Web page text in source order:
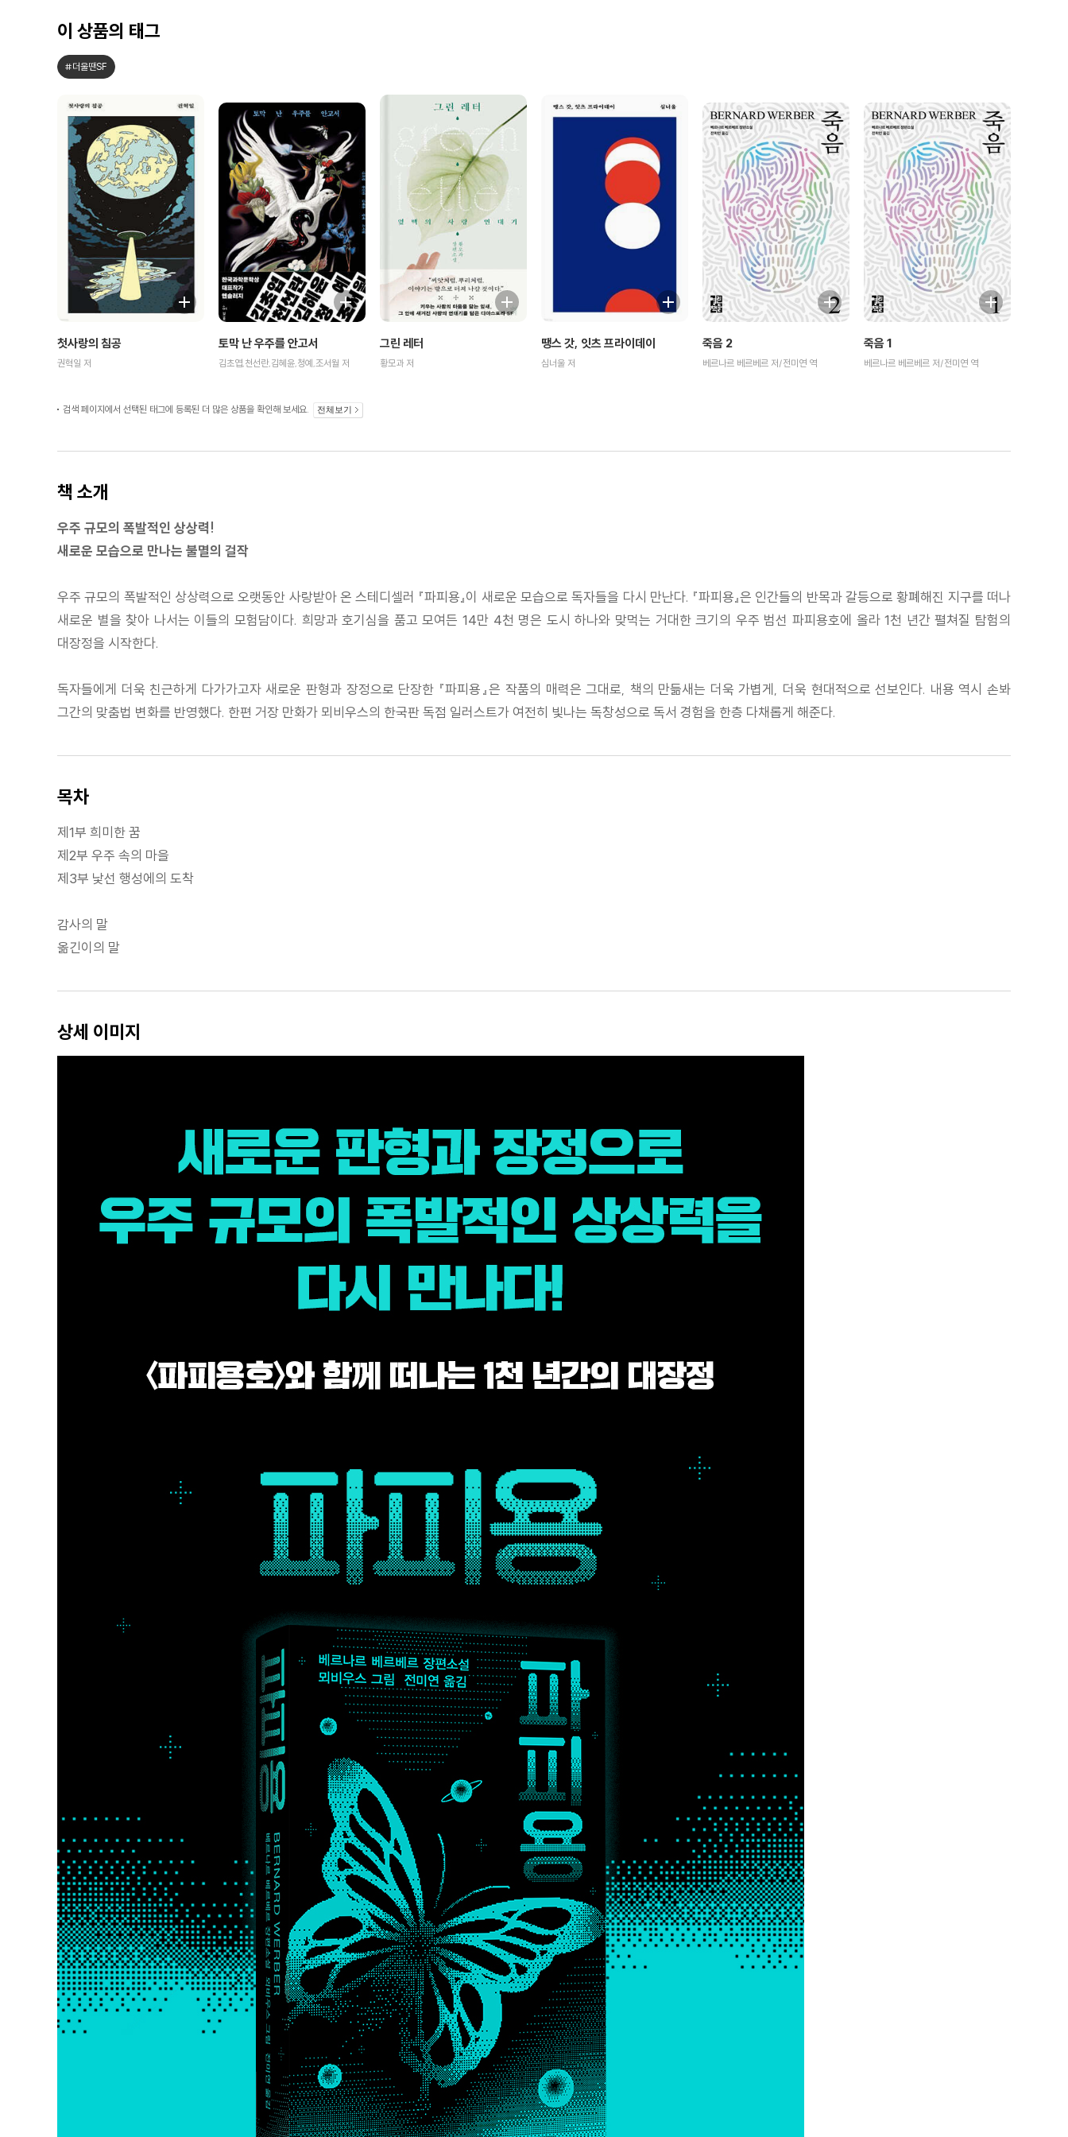
이 상품의 태그
#더울땐SF
첫사랑의 침공
권혁일 저
토막 난 우주를 안고서
김초엽,천선란,김혜윤,청예,조서월 저
그린 레터
황모과 저
땡스 갓, 잇츠 프라이데이
심너울 저
죽음 2
베르나르 베르베르 저/전미연 역
죽음 1
베르나르 베르베르 저/전미연 역
검색 페이지에서 선택된 태그에 등록된 더 많은 상품을 확인해 보세요. 전체보기
책 소개
우주 규모의 폭발적인 상상력!
새로운 모습으로 만나는 불멸의 걸작
우주 규모의 폭발적인 상상력으로 오랫동안 사랑받아 온 스테디셀러 『파피용』이 새로운 모습으로 독자들을 다시 만난다. 『파피용』은 인간들의 반목과 갈등으로 황폐해진 지구를 떠나
새로운 별을 찾아 나서는 이들의 모험담이다. 희망과 호기심을 품고 모여든 14만 4천 명은 도시 하나와 맞먹는 거대한 크기의 우주 범선 파피용호에 올라 1천 년간 펼쳐질 탐험의
대장정을 시작한다.
독자들에게 더욱 친근하게 다가가고자 새로운 판형과 장정으로 단장한 『파피용』은 작품의 매력은 그대로, 책의 만듦새는 더욱 가볍게, 더욱 현대적으로 선보인다. 내용 역시 손봐
그간의 맞춤법 변화를 반영했다. 한편 거장 만화가 뫼비우스의 한국판 독점 일러스트가 여전히 빛나는 독창성으로 독서 경험을 한층 다채롭게 해준다.
목차
제1부 희미한 꿈
제2부 우주 속의 마을
제3부 낯선 행성에의 도착
감사의 말
옮긴이의 말
상세 이미지